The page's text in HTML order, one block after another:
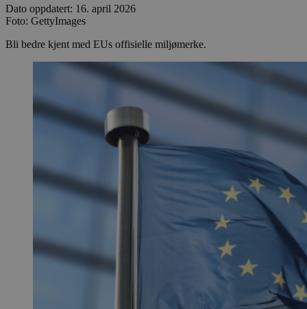
Dato oppdatert: 16. april 2026
Foto: GettyImages
Bli bedre kjent med EUs offisielle miljømerke.